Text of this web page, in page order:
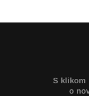
S klikom
o